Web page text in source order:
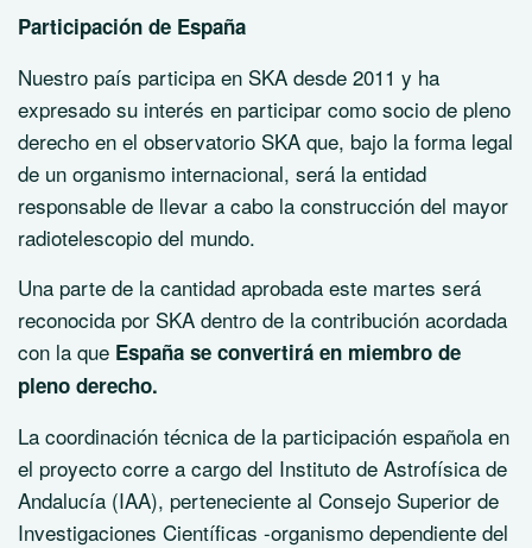
Participación de España
Nuestro país participa en SKA desde 2011 y ha
expresado su interés en participar como socio de pleno
derecho en el observatorio SKA que, bajo la forma legal
de un organismo internacional, será la entidad
responsable de llevar a cabo la construcción del mayor
radiotelescopio del mundo.
Una parte de la cantidad aprobada este martes será
reconocida por SKA dentro de la contribución acordada
con la que España se convertirá en miembro de
pleno derecho.
La coordinación técnica de la participación española en
el proyecto corre a cargo del Instituto de Astrofísica de
Andalucía (IAA), perteneciente al Consejo Superior de
Investigaciones Científicas -organismo dependiente del